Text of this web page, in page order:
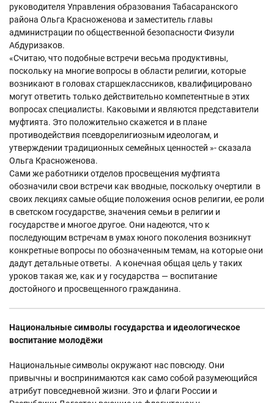
руководителя Управления образования Табасаранского
района Ольга Красноженова и заместитель главы
администрации по общественной безопасности Физули
Абдуризаков.
«Считаю, что подобные встречи весьма продуктивны,
поскольку на многие вопросы в области религии, которые
возникают в головах старшеклассников, квалифицировано
могут ответить только действительно компетентные в этих
вопросах специалисты. Каковыми и являются представители
муфтията. Это положительно скажется и в плане
противодействия псевдорелигиозным идеологам, и
утверждении традиционных семейных ценностей »- сказала
Ольга Красноженова.
Сами же работники отделов просвещения муфтията
обозначили свои встречи как вводные, поскольку очертили в
своих лекциях самые общие положения основ религии, ее роли
в светском государстве, значения семьи в религии и
государстве и многое другое. Они надеются, что к
последующим встречам в умах юного поколения возникнут
конкретные вопросы по обозначенным темам, на которые они
дадут детальные ответы. А конечная общая цель у таких
уроков такая же, как и у государства — воспитание
достойного и просвещенного гражданина.
Национальные символы государства и идеологическое
воспитание молодёжи
Национальные символы окружают нас повсюду. Они
привычны и воспринимаются как само собой разумеющийся
атрибут повседневной жизни. Это и флаги России и